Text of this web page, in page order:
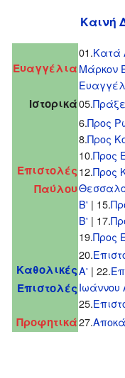
Καινή
Ευαγγέλια
01.Κατά
Μάρκον
Ιστορικά05.
Επιστολές
Παύλου
6.Προς
8.Προς
10.Προς
12.Προς
Β' | 15.
Β' | 17.
19.Προς
Καθολικές
Επιστολές
20.
Α' | 22.
Ιωάννου
25.
Προφητικά27.